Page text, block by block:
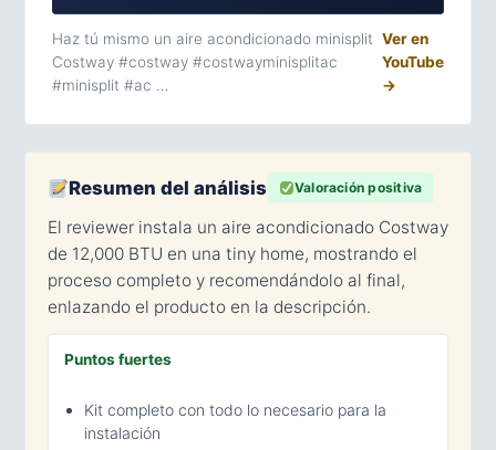
Haz tú mismo un aire acondicionado minisplit
Costway #costway #costwayminisplitac
#minisplit #ac …
Ver en
YouTube
→
Resumen del análisis Valoración positiva
El reviewer instala un aire acondicionado Costway
de 12,000 BTU en una tiny home, mostrando el
proceso completo y recomendándolo al final,
enlazando el producto en la descripción.
Puntos fuertes
Kit completo con todo lo necesario para la
instalación